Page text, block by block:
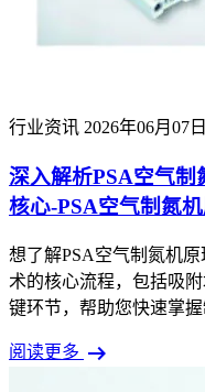
行业资讯 2026年06月07日
深入解析PSA空气
核心-PSA空气制氮
想了解PSA空气制氮机
术的核心流程，包括吸
键环节，帮助您快速掌
阅读更多 arrow_right_alt